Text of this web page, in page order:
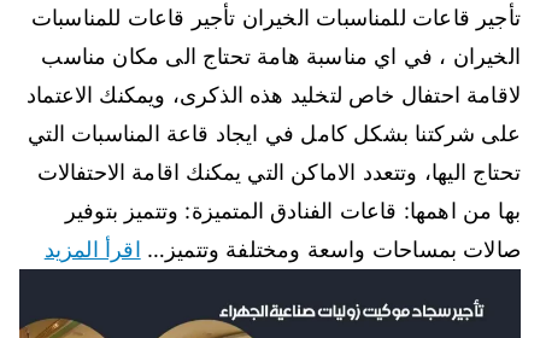
تأجير قاعات للمناسبات الخيران تأجير قاعات للمناسبات
الخيران ، في اي مناسبة هامة تحتاج الى مكان مناسب
لاقامة احتفال خاص لتخليد هذه الذكرى، ويمكنك الاعتماد
على شركتنا بشكل كامل في ايجاد قاعة المناسبات التي
تحتاج اليها، وتتعدد الاماكن التي يمكنك اقامة الاحتفالات
بها من اهمها: قاعات الفنادق المتميزة: وتتميز بتوفير
صالات بمساحات واسعة ومختلفة وتتميز… اقرأ المزيد